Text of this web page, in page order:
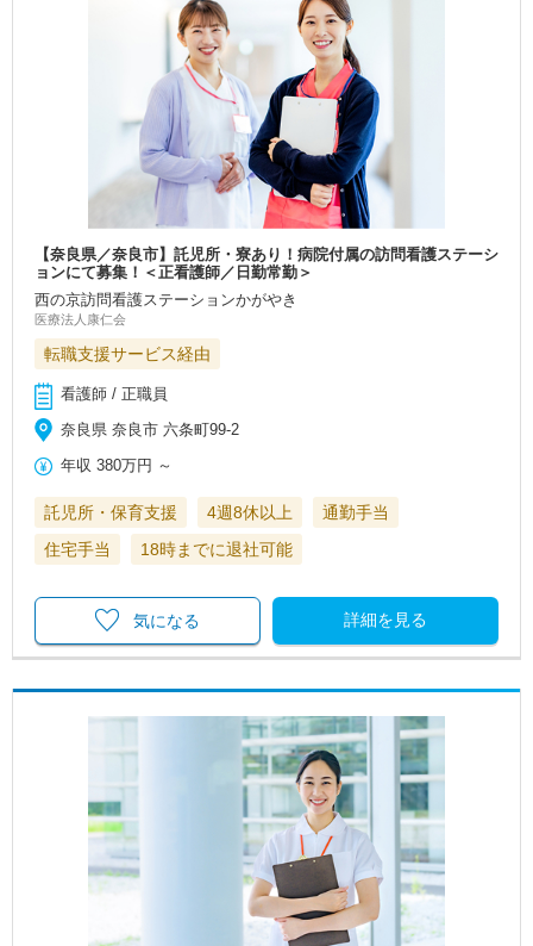
【奈良県／奈良市】託児所・寮あり！病院付属の訪問看護ステーシ
ョンにて募集！＜正看護師／日勤常勤＞
西の京訪問看護ステーションかがやき
医療法人康仁会
転職支援サービス経由
看護師 / 正職員
奈良県 奈良市 六条町99-2
年収 380万円 ～
託児所・保育支援 4週8休以上
通勤手当
住宅手当
18時までに退社可能
詳細を見る
気になる